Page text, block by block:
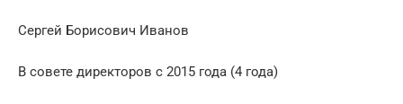
Сергей Борисович Иванов
В совете директоров с 2015 года (4 года)